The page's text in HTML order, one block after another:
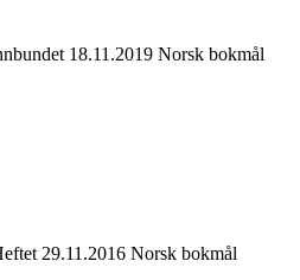
18.11.2019 Norsk bokmål
29.11.2016 Norsk bokmål